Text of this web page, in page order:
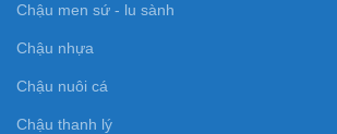
Chậu men sứ - lu sành
Chậu nhựa
Chậu nuôi cá
Chậu thanh lý